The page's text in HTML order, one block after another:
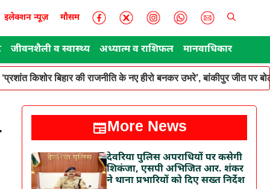
इलेक्शन न्यूज़ मौसम
जीवनशैली व स्वास्थ्य अध्यात्म व राशिफल मानवाधिकार
‘प्रशांत किशोर बिहार की राजनीति के नए हीरो बनकर उभरे’, बांकीपुर जीत पर
More News
देवरिया पुलिस अपराधियों पर कसेगी
शिकंजा, एसपी अभिजित आर. शंकर
ने थाना प्रभारियों को दिए सख्त निर्देश